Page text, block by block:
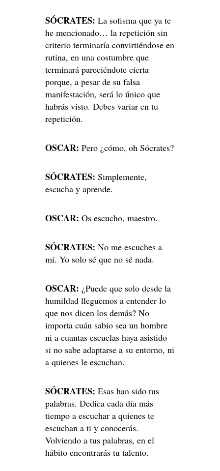
SÓCRATES: La sofisma que ya te
he mencionado… la repetición sin
criterio terminaría convirtiéndose en
rutina, en una costumbre que
terminará pareciéndote cierta
porque, a pesar de su falsa
manifestación, será lo único que
habrás visto. Debes variar en tu
repetición.
OSCAR: Pero ¿cómo, oh Sócrates?
SÓCRATES: Simplemente,
escucha y aprende.
OSCAR: Os escucho, maestro.
SÓCRATES: No me escuches a
mí. Yo solo sé que no sé nada.
OSCAR: ¿Puede que solo desde la
humildad lleguemos a entender lo
que nos dicen los demás? No
importa cuán sabio sea un hombre
ni a cuantas escuelas haya asistido
si no sabe adaptarse a su entorno, ni
a quienes le escuchan.
SÓCRATES: Esas han sido tus
palabras. Dedica cada día más
tiempo a escuchar a quienes te
escuchan a ti y conocerás.
Volviendo a tus palabras, en el
hábito encontrarás tu talento.